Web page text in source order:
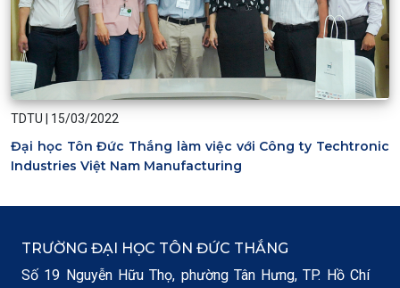
TDTU 15/03/2022
Đại học Tôn Đức Thắng làm việc với Công ty Techtronic
Industries Việt Nam Manufacturing
TRƯỜNG ĐẠI HỌC TÔN ĐỨC THẮNG
Số 19 Nguyễn Hữu Thọ, phường Tân Hưng, TP. Hồ Chí